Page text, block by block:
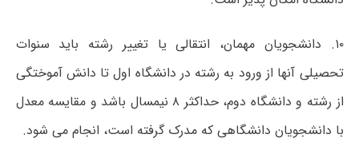
۱۰. دانشجویان مهمان، انتقالی یا تغییر رشته باید سنوات
تحصیلی آنها از ورود به رشته در دانشگاه اول تا دانش آموختگی
از رشته و دانشگاه دوم، حداکثر ۸ نیمسال باشد و مقایسه معدل
با دانشجویان دانشگاهی که مدرک گرفته است، انجام می شود.